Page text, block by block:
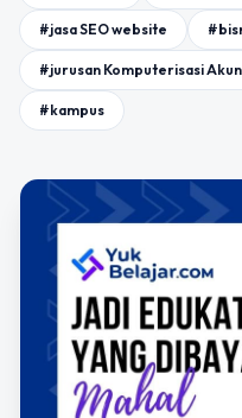
#jasa SEO website
#jurusan Komputerisasi
#kampus